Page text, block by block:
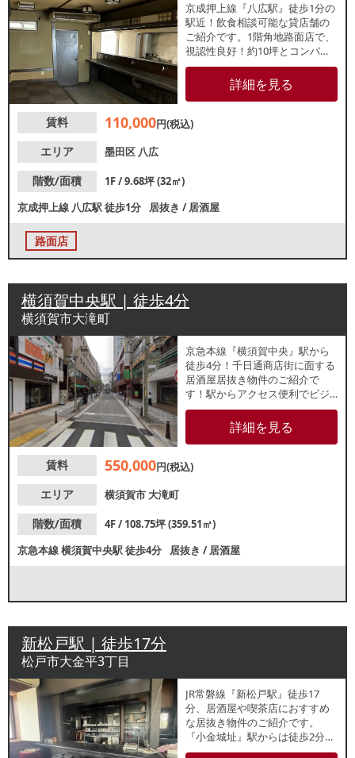
京成押上線『八広駅』徒歩1分の
駅近！飲食相談可能な貸店舗の
ご紹介です。1階角地路面店で、
視認性良好！約10坪とコンパク
トな造りで、新規開業のお客様
に最適です。周辺は住宅地が広
がっており、またマンション内
の集客が期待できます。諸条件
詳細を見る
賃料 110,000円(税込)
エリア
墨田区 八広
階数/面積
1F / 9.68坪 (32㎡)
京成押上線 八広駅徒歩1分 居抜き /居酒屋
路面店
横須賀中央駅 | 徒歩4分
横須賀市大滝町
京急本線『横須賀中央』駅から
徒歩4分！千日通商店街に面する
居酒屋居抜き物件のご紹介で
す！駅からアクセス便利でビジ
ネスマン・近隣住民のランチ・
ディナー・飲み需要が期待でき
ます。各業種等、ご相談くださ
詳細を見る
賃料 550,000円(税込)
エリア
横須賀市 大滝町
階数/面積
4F / 108.75坪 (359.51㎡)
京急本線横須賀中央駅徒歩4分 居抜き /居酒屋
新松戸駅 | 徒歩17分
松戸市大金平3丁目
JR常磐線『新松戸駅』徒歩17
分、居酒屋や喫茶店におすすめ
な居抜き物件のご紹介です。
『小金城址』駅からは徒歩2分
で、駅近住宅街エリアに位置し